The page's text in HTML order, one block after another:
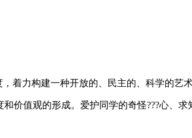
力构建一种开放的、民主的、科学的艺
价值观的形成。爱护同学的奇怪???心、